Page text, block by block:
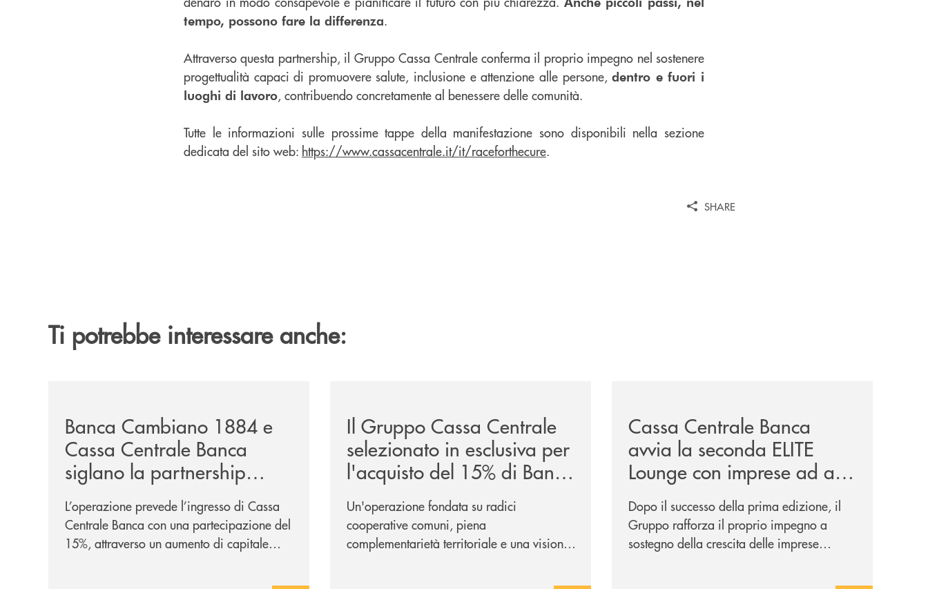
tempo, possono fare la differenza.
Attraverso questa partnership, il Gruppo Cassa Centrale conferma il proprio impegno nel sostenere
progettualità capaci di promuovere salute, inclusione e attenzione alle persone,dentro e fuori i
luoghi di lavoro, contribuendo concretamente al benessere delle comunità.
Tutte le informazioni sulle prossime tappe della manifestazione sono disponibili nella sezione
dedicata del sito web: https://www.cassacentrale.it/it/raceforthecure.
SHARE
Ti potrebbe interessare anche:
Banca Cambiano 1884 e
Cassa Centrale Banca
siglano la partnership
strategica
L’operazione prevede l’ingresso di Cassa
Centrale Banca con una partecipazione del
15%, attraverso un aumento di capitale
Il Gruppo Cassa Centrale
selezionato in esclusiva per
l'acquisto del 15% di Banca
Cambiano 1884
Un'operazione fondata su radici
cooperative comuni, piena
complementarietà territoriale e una visione
Cassa Centrale Banca
avvia la seconda ELITE
Lounge con imprese ad alto
potenziale
Dopo il successo della prima edizione, il
Gruppo rafforza il proprio impegno a
sostegno della crescita delle imprese